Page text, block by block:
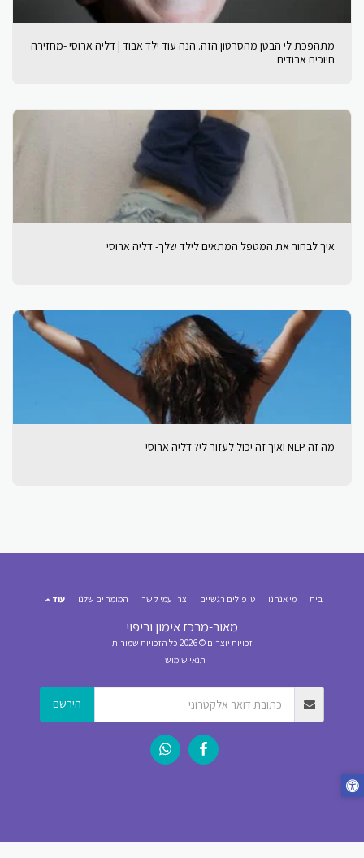
מתהפכת לי הבטן מהסרטון הזה. הנה עוד ילד אבוד | דליה ארוסי -מחזירה
חיוכים אבודים
איך לבחור את המטפל המתאים לילד שלך- דליה ארוסי
מה זה NLP ואיך זה יכול לעזור לי? דליה ארוסי
מאור-מרכז אימון וריפוי
זכויות יוצרים © 2026 כל הזכויות שמורות
תנאי שימוש
בית מי אנחנו טיפולים רגשיים צרו עמי קשר המומחים שלנו עוד
הירשם